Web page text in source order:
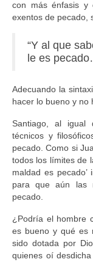
con más énfasis y
exentos de pecado,
“Y al que
le es
Adecuando la
hacer lo bueno y no
Santiago, al igual
técnicos y
pecado. Como si
todos los límites de
maldad es
para que aún las
pecado.
¿Podría el hombre
es bueno y qué es
sido dotada por
quienes oí